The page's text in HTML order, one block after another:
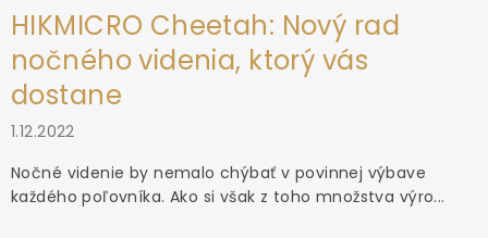
HIKMICRO Cheetah: Nový rad
nočného videnia, ktorý vás
dostane
1.12.2022
Nočné videnie by nemalo chýbať v povinnej výbave
každého poľovníka. Ako si však z toho množstva výro...